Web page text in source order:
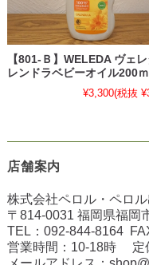
【801-Ｂ】WELEDA ヴェ
レンドラベビーオイル200ｍ
¥3,300(税抜
店舗案内
株式会社ペロル・ペロル
〒814-0031 福岡県福岡
TEL： 092-844-8164
営業時間：10-18時 定